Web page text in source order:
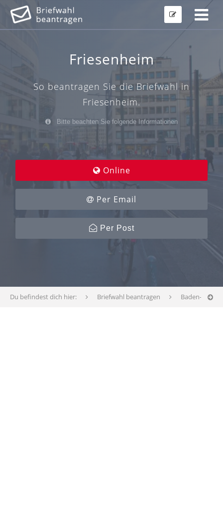
Friesenheim
So beantragen Sie die Briefwahl in
Friesenheim.
Bitte beachten Sie folgende Informationen
Online
Per Email
Per Post
Du befindest dich hier: Briefwahl beantragen Baden-